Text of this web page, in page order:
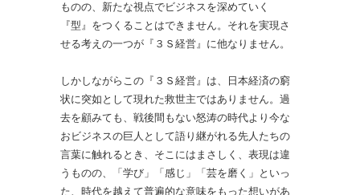
ものの、新たな視点でビジネスを深めていく
『型』をつくることはできません。それを実現さ
せる考えの一つが『３Ｓ経営』に他なりません。
しかしながらこの『３Ｓ経営』は、日本経済の窮
状に突如として現れた救世主ではありません。過
去を顧みても、戦後間もない怒涛の時代より今な
おビジネスの巨人として語り継がれる先人たちの
言葉に触れるとき、そこにはまさしく、表現は違
うものの、「学び」「感じ」「芸を磨く」といっ
た、時代を越えて普遍的な意味をもった想いがあ